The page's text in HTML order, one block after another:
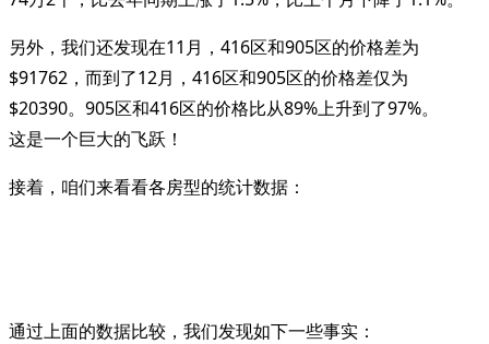
另外，我们还发现在11月，416区和905区的价格差为
$91762，而到了12月，416区和905区的价格差仅为
$20390。905区和416区的价格比从89%上升到了97%。
这是一个巨大的飞跃！
接着，咱们来看看各房型的统计数据：
通过上面的数据比较，我们发现如下一些事实：